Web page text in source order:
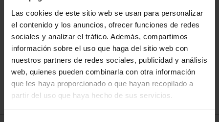
Las cookies de este sitio web se usan para personalizar
el contenido y los anuncios, ofrecer funciones de redes
sociales y analizar el tráfico. Además, compartimos
información sobre el uso que haga del sitio web con
nuestros partners de redes sociales, publicidad y análisis
web, quienes pueden combinarla con otra información
que les haya proporcionado o que hayan recopilado a
partir del uso que haya hecho de sus servicios.
ORDENAR POR:
REFINAR